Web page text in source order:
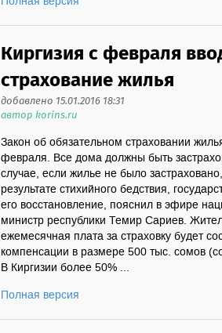
Киргизия с февраля
страхование жилья
добавлено 15.01.2016 18:31
автор korins.ru
Закон об обязательном страховании
февраля. Все дома должны быть
случае, если жилье не было
результате стихийного бедствия,
его восстановление, пояснил в эфире
министр республики Темир Сариев.
ежемесячная плата за страховку будет
компенсации в размере 500 тыс. сомов
В Киргизии более 50% ...
Полная версия